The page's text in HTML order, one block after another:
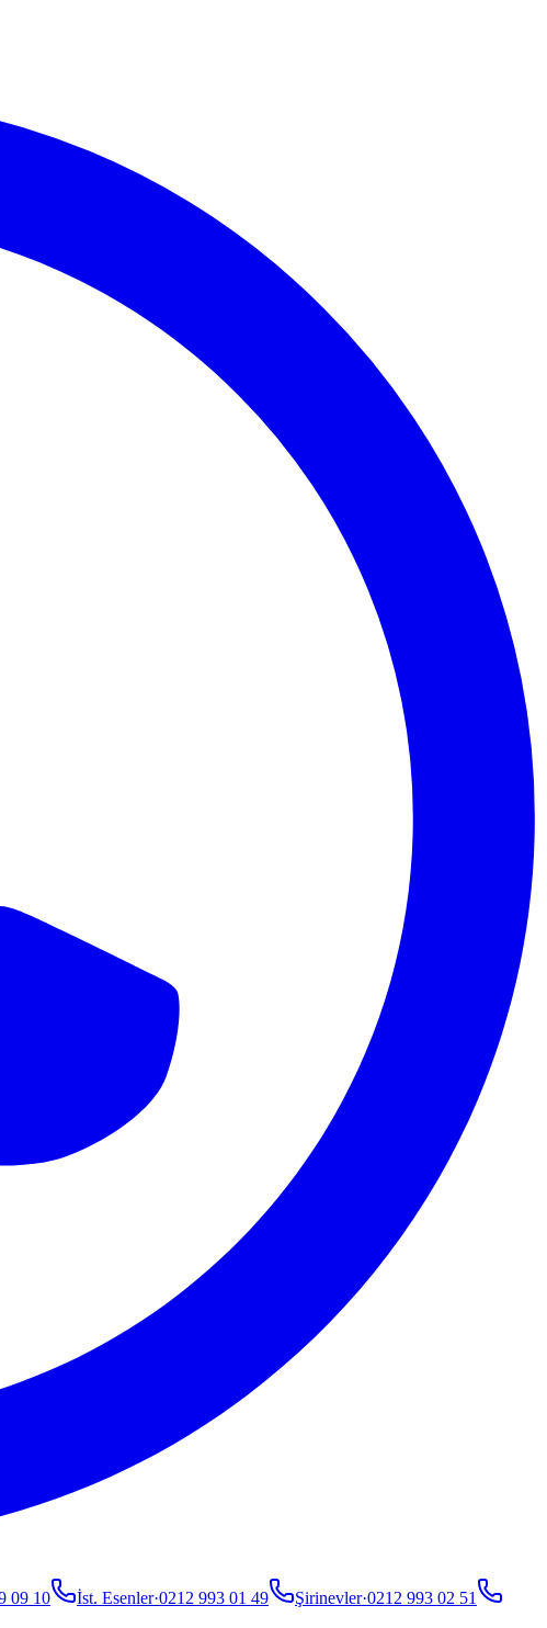
09 10 İst. Esenler·0212 993 01 49 Şirinevler·0212 993 02 51